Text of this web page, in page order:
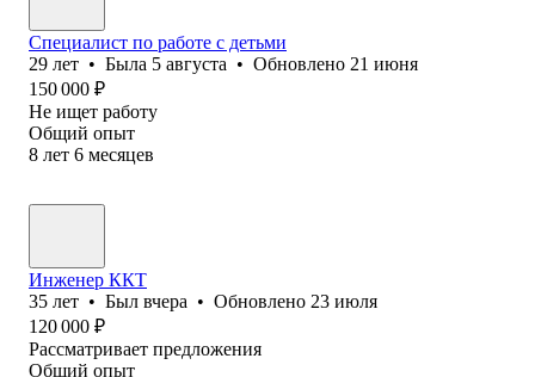
Специалист по работе с детьми
29 лет • Была 5 августа • Обновлено 21 июня
150 000 ₽
Не ищет работу
Общий опыт
8 лет 6 месяцев
Инженер ККТ
35 лет • Был вчера • Обновлено 23 июля
120 000 ₽
Рассматривает предложения
Общий опыт